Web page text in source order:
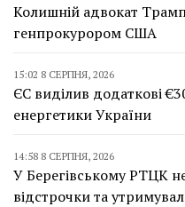
Колишній адвокат
генпрокурором США
15:02 8 СЕРПНЯ, 2026
ЄС виділив додаткові
енергетики України
14:58 8 СЕРПНЯ, 2026
У Берегівському РТЦК
відстрочки та